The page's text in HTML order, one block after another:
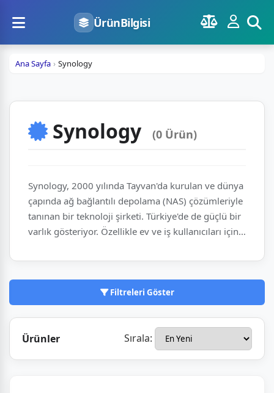
ÜrünBilgisi
Ana Sayfa Synology
Synology (0 Ürün)
Synology, 2000 yılında Tayvan'da kurulan ve dünya
çapında ağ bağlantılı depolama (NAS) çözümleriyle
tanınan bir teknoloji şirketi. Türkiye'de de güçlü bir
varlık gösteriyor. Özellikle ev ve iş kullanıcıları için
olmanın yanı sıra merkezi dosya depolama,
yedekleme ve medya akışı gibi birçok işlevi tek bir
cihazda birleştiriyor. Kullanıcı dostu DiskStation
Manager (DSM) işletim sistemiyle karmaşık işleri
Filtreleri Göster
Ürünler Sırala: